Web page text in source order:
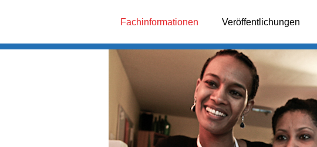
Fachinformationen Veröffentlichungen